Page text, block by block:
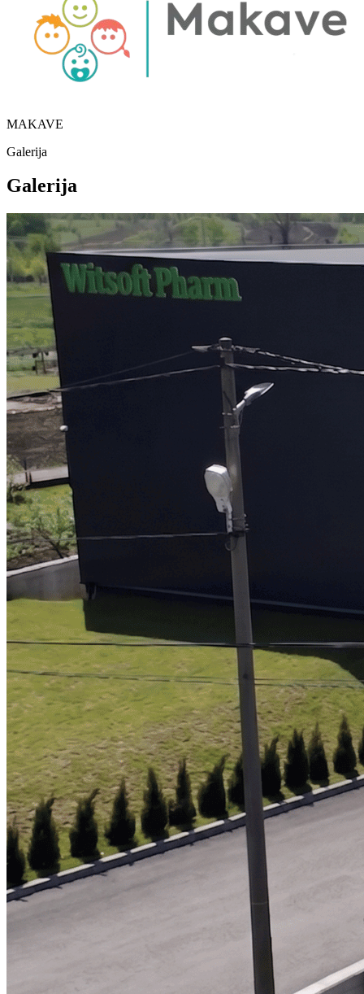
MAKAVE
Galerija
Galerija